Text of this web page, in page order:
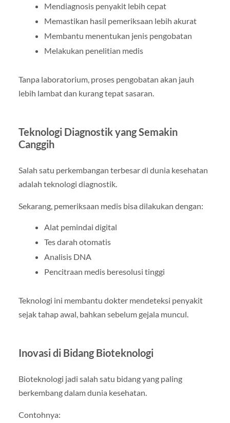
Mendiagnosis penyakit lebih cepat
Memastikan hasil pemeriksaan lebih akurat
Membantu menentukan jenis pengobatan
Melakukan penelitian medis
Tanpa laboratorium, proses pengobatan akan jauh
lebih lambat dan kurang tepat sasaran.
Teknologi Diagnostik yang Semakin
Canggih
Salah satu perkembangan terbesar di dunia kesehatan
adalah teknologi diagnostik.
Sekarang, pemeriksaan medis bisa dilakukan dengan:
Alat pemindai digital
Tes darah otomatis
Analisis DNA
Pencitraan medis beresolusi tinggi
Teknologi ini membantu dokter mendeteksi penyakit
sejak tahap awal, bahkan sebelum gejala muncul.
Inovasi di Bidang Bioteknologi
Bioteknologi jadi salah satu bidang yang paling
berkembang dalam dunia kesehatan.
Contohnya: